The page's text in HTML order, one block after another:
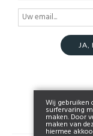
JA,
Wij gebruiken
surfervaring
maken. Door
maken van
hiermee